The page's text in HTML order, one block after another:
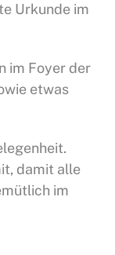
Urkunde im
im Foyer der
etwas
damit alle
im